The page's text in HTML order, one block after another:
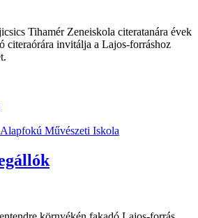
Tihamér Zeneiskola citeratanára évek
citeraórára invitálja a Lajos-forráshoz
Művészeti Iskola